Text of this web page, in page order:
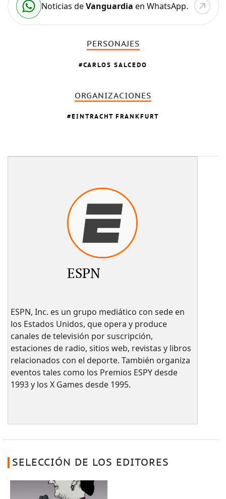
Noticias deVanguardia en WhatsApp.
PERSONAJES
CARLOS SALCEDO
ORGANIZACIONES
EINTRACHT FRANKFURT
ESPN
ESPN, Inc. es un grupo mediático con sede en
los Estados Unidos, que opera y produce
canales de televisión por suscripción,
estaciones de radio, sitios web, revistas y libros
relacionados con el deporte. También organiza
eventos tales como los Premios ESPY desde
1993 y los X Games desde 1995.
SELECCIÓN DE LOS EDITORES